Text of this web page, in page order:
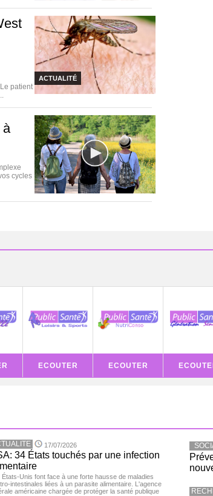
ACTUALITÉ
patient
à
cycles
ECOUTER ECOUTER
17/07/2026
34 États touchés par une infection
États-Unis font face à une forte hausse de maladies
intestinales liées à un parasite alimentaire. L'agence
américaine chargée de protéger la santé publique